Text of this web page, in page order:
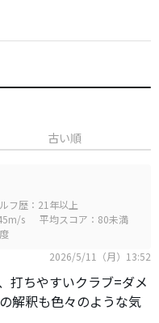
古い順
フ歴：21年以上
s
平均スコア：80未満
2026/5/11（月）13:52
打ちやすいクラブ=ダメ
解釈も色々のような気